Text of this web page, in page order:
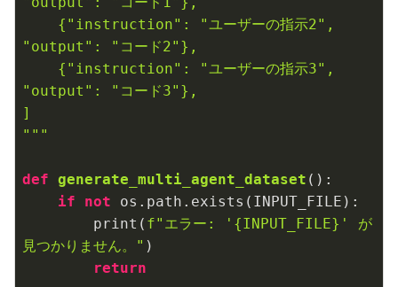
"output": "コード2"},
"output": "コード3"},
]
"""
def generate_multi_agent_dataset () :
if
not os.path.exists(INPUT_FILE):
        print(
f"エラー: ' {INPUT_FILE} ' が
見つかりません。" )
return